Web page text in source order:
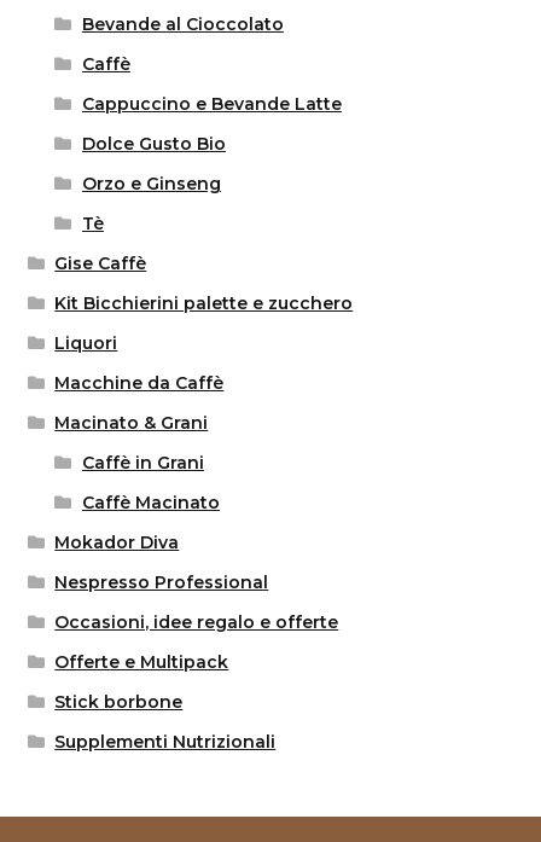
Bevande al Cioccolato
Caffè
Cappuccino e Bevande Latte
Dolce Gusto Bio
Orzo e Ginseng
Tè
Gise Caffè
Kit Bicchierini palette e zucchero
Liquori
Macchine da Caffè
Macinato & Grani
Caffè in Grani
Caffè Macinato
Mokador Diva
Nespresso Professional
Occasioni, idee regalo e offerte
Offerte e Multipack
Stick borbone
Supplementi Nutrizionali